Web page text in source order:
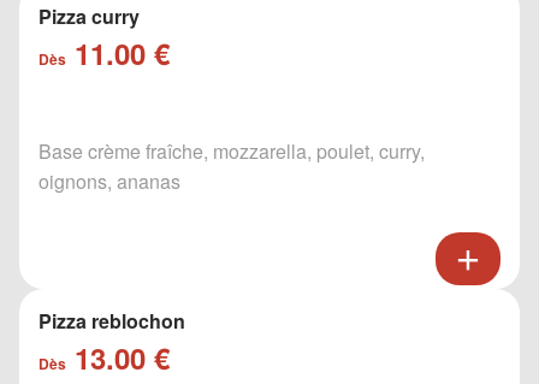
Pizza curry
Dès 11.00 €
Base crème fraîche, mozzarella, poulet, curry,
oignons, ananas
Pizza reblochon
Dès 13.00 €